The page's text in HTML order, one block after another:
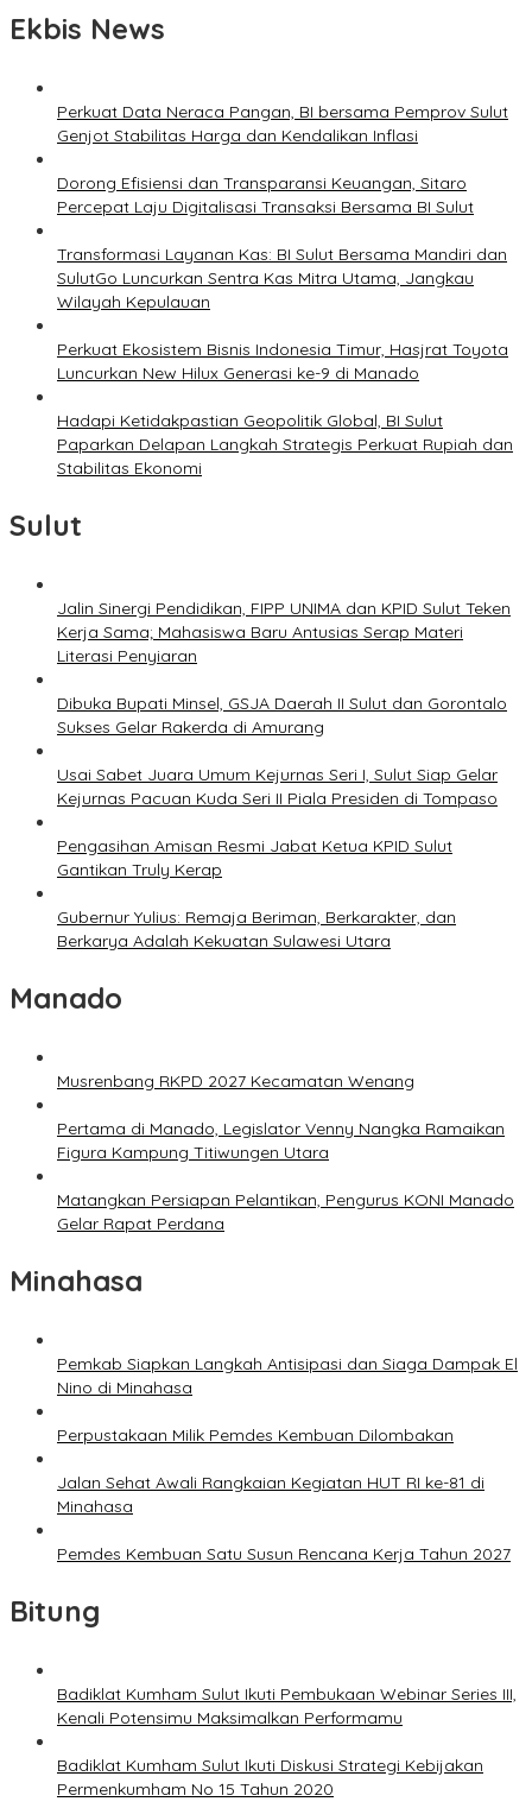
Ekbis News
Perkuat Data Neraca Pangan, BI bersama Pemprov Sulut
Genjot Stabilitas Harga dan Kendalikan Inflasi
Dorong Efisiensi dan Transparansi Keuangan, Sitaro
Percepat Laju Digitalisasi Transaksi Bersama BI Sulut
Transformasi Layanan Kas: BI Sulut Bersama Mandiri dan
SulutGo Luncurkan Sentra Kas Mitra Utama, Jangkau
Wilayah Kepulauan
Perkuat Ekosistem Bisnis Indonesia Timur, Hasjrat Toyota
Luncurkan New Hilux Generasi ke-9 di Manado
Hadapi Ketidakpastian Geopolitik Global, BI Sulut
Paparkan Delapan Langkah Strategis Perkuat Rupiah dan
Stabilitas Ekonomi
Sulut
Jalin Sinergi Pendidikan, FIPP UNIMA dan KPID Sulut Teken
Kerja Sama; Mahasiswa Baru Antusias Serap Materi
Literasi Penyiaran
Dibuka Bupati Minsel, GSJA Daerah II Sulut dan Gorontalo
Sukses Gelar Rakerda di Amurang
Usai Sabet Juara Umum Kejurnas Seri I, Sulut Siap Gelar
Kejurnas Pacuan Kuda Seri II Piala Presiden di Tompaso
Pengasihan Amisan Resmi Jabat Ketua KPID Sulut
Gantikan Truly Kerap
Gubernur Yulius: Remaja Beriman, Berkarakter, dan
Berkarya Adalah Kekuatan Sulawesi Utara
Manado
Musrenbang RKPD 2027 Kecamatan Wenang
Pertama di Manado, Legislator Venny Nangka Ramaikan
Figura Kampung Titiwungen Utara
Matangkan Persiapan Pelantikan, Pengurus KONI Manado
Gelar Rapat Perdana
Minahasa
Pemkab Siapkan Langkah Antisipasi dan Siaga Dampak El
Nino di Minahasa
Perpustakaan Milik Pemdes Kembuan Dilombakan
Jalan Sehat Awali Rangkaian Kegiatan HUT RI ke-81 di
Minahasa
Pemdes Kembuan Satu Susun Rencana Kerja Tahun 2027
Bitung
Badiklat Kumham Sulut Ikuti Pembukaan Webinar Series III,
Kenali Potensimu Maksimalkan Performamu
Badiklat Kumham Sulut Ikuti Diskusi Strategi Kebijakan
Permenkumham No 15 Tahun 2020